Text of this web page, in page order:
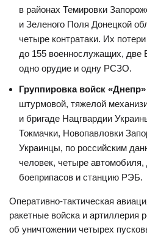
в районах Темировки
и Зеленого Поля Донецкой
четыре контратаки. Их
до 155 военнослужащих, две
одно орудие и одну РСЗО.
Группировка войск «Днепр»
штурмовой, тяжелой
и бригаде Нацгвардии
Токмачки, Новопавловки
Украинцы, по российским
человек, четыре автомобиля,
боеприпасов и станцию РЭБ.
Оперативно-тактическая
ракетные войска и артиллерия
об уничтожении четырех